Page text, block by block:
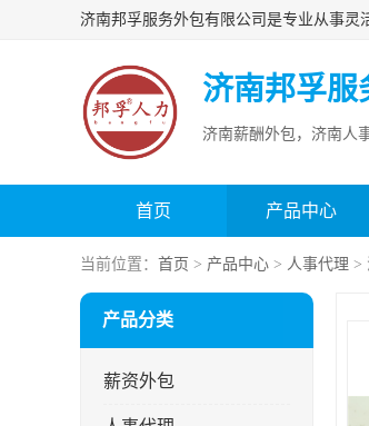
济南邦孚服
济南薪酬外包，济南人
首页 产品中心
当前位置： 首页 > 产品中心 > 人事代理 >
产品分类
薪资外包